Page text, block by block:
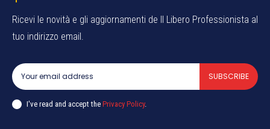
Ricevi le novità e gli aggiornamenti de Il Libero Professionista al
tuo indirizzo email.
SUBSCRIBE
I've read and accept the Privacy Policy.